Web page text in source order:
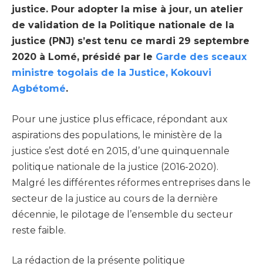
justice. Pour adopter la mise à jour, un atelier
de validation de la Politique nationale de la
justice (PNJ) s’est tenu ce mardi 29 septembre
2020 à Lomé, présidé par le Garde des sceaux
ministre togolais de la Justice, Kokouvi
Agbétomé.
Pour une justice plus efficace, répondant aux
aspirations des populations, le ministère de la
justice s’est doté en 2015, d’une quinquennale
politique nationale de la justice (2016-2020).
Malgré les différentes réformes entreprises dans le
secteur de la justice au cours de la dernière
décennie, le pilotage de l’ensemble du secteur
reste faible.
La rédaction de la présente politique